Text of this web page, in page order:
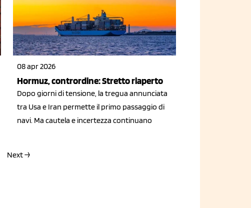
08 apr 2026
Hormuz, contrordine: Stretto riaperto
Dopo giorni di tensione, la tregua annunciata
tra Usa e Iran permette il primo passaggio di
navi. Ma cautela e incertezza continuano
Next →